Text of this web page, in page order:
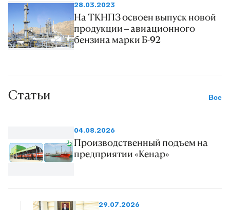
28.03.2023
На ТКНПЗ освоен выпуск новой
продукции – авиационного
бензина марки Б-92
Статьи Все
04.08.2026
Производственный подъем на
предприятии «Кенар»
29.07.2026